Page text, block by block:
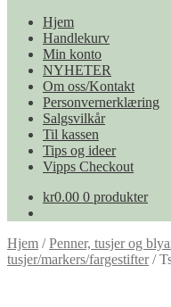
Hjem
Handlekurv
Min konto
NYHETER
Om oss/Kontakt
Personvernerklæring
Salgsvilkår
Til kassen
Tips og ideer
Vipps Checkout
kr0.00 0 produkter
Hjem /Penner, tusjer og
tusjer/markers/fargestifter/